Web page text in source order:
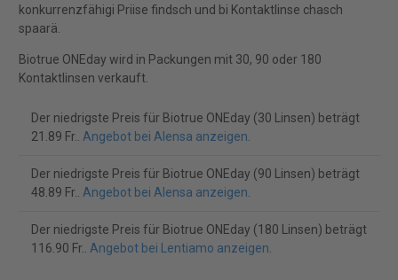
konkurrenzfähigi Priise findsch und bi Kontaktlinse chasch
spaarä.
Biotrue ONEday wird in Packungen mit 30, 90 oder 180
Kontaktlinsen verkauft.
Der niedrigste Preis für Biotrue ONEday (30 Linsen) beträgt
21.89 Fr.. Angebot bei Alensa anzeigen.
Der niedrigste Preis für Biotrue ONEday (90 Linsen) beträgt
48.89 Fr.. Angebot bei Alensa anzeigen.
Der niedrigste Preis für Biotrue ONEday (180 Linsen) beträgt
116.90 Fr.. Angebot bei Lentiamo anzeigen.